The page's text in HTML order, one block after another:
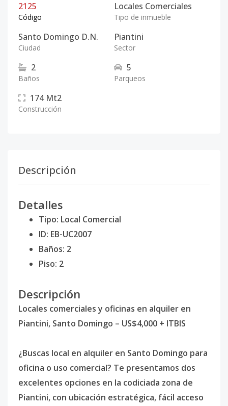
2125
Código
Locales Comerciales
Tipo de inmueble
Santo Domingo D.N.
Ciudad
Piantini
Sector
2
Baños
5
Parqueos
174 Mt2
Construcción
Descripción
Detalles
Tipo: Local Comercial
ID: EB-UC2007
Baños: 2
Piso: 2
Descripción
Locales comerciales y oficinas en alquiler en
Piantini, Santo Domingo – US$4,000 + ITBIS
¿Buscas local en alquiler en Santo Domingo para
oficina o uso comercial? Te presentamos dos
excelentes opciones en la codiciada zona de
Piantini, con ubicación estratégica, fácil acceso